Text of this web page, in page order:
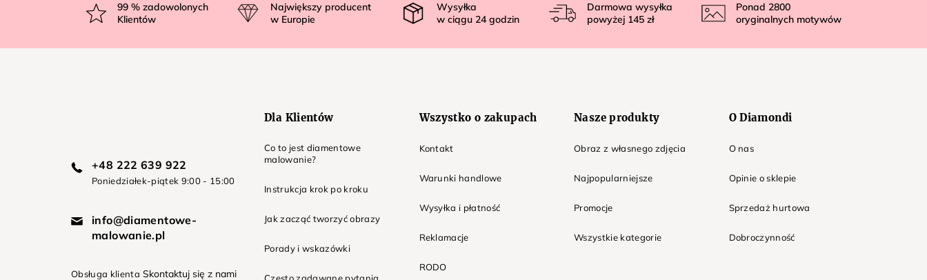
p
99% zadowolonych
Klientów
Największy producent
w Europie
Wysyłka
w ciągu 24 godzin
Darmowa wysyłka
powyżej 145 zł
Ponad 2800
oryginalnych motywów
+48 222 639 922
Poniedziałek-piątek 9:00 - 15:00
info@diamentowe-
malowanie.pl
Obsługa klienta Skontaktuj się z nami
Dla Klientów
Co to jest diamentowe
malowanie?
Instrukcja krok po kroku
Jak zacząć tworzyć obrazy
Porady i wskazówki
Wszystko o zakupach
Kontakt
Warunki handlowe
Wysyłka i płatność
Reklamacje
RODO
Nasze produkty
Obraz z własnego zdjęcia
Najpopularniejsze
Promocje
Wszystkie kategorie
O Diamondi
O nas
Opinie o sklepie
Sprzedaż hurtowa
Dobroczynność